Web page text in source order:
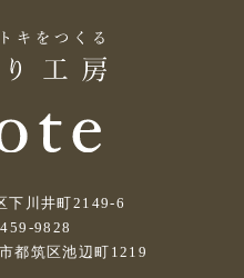
下川井町2149-6
9828
都筑区池辺町1219